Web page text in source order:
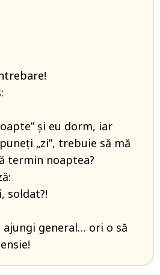
și eu dorm, iar
„zi”, trebuie să mă
termin noaptea?
soldat?!
ajungi general… ori o să